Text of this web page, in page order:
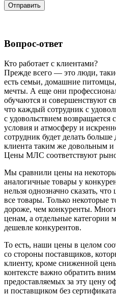
Отправить
Вопрос-ответ
Кто работает с клиентами?
Прежде всего — это люди,
есть семьи, домашние
мечты. А еще они
обучаются и совершенствуют
что каждый сотрудник с
с удовольствием
условия и атмосферу и
сотрудник будет делать больше
клиента таким же довольным и
Цены МЛС соответствуют
Мы сравнили цены на
аналогичные товары у
нельзя однозначно сказать,
все товары. Только некоторые
дороже, чем конкуренты.
ценам, а отдельные категории
дешевле конкурентов.
То есть, наши цены в целом
со стороны поставщиков,
клиенту, кроме сниженной
контексте важно обратить
предоставляемых за эту цену
и поставщиком без